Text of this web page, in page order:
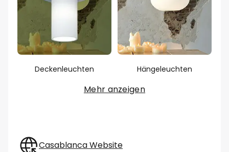
Deckenleuchten Hängeleuchten
Mehr anzeigen
Casablanca Website